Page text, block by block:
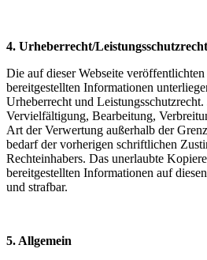
4. Urheberrecht/Leistungsschutzrecht
Die auf dieser Webseite
bereitgestellten Informationen
Urheberrecht und Leistungsschutzrecht.
Vervielfältigung, Bearbeitung,
Art der Verwertung außerhalb der
bedarf der vorherigen schriftlichen
Rechteinhabers. Das unerlaubte
bereitgestellten Informationen auf
und strafbar.
5. Allgemein